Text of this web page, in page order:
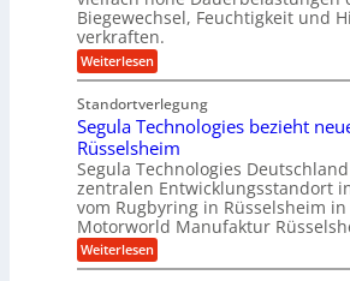
j
a
h
r
ö
r
d
e
r
u
n
g
b
r
a
u
a
l
l
s
e
n
s
o
r
e
n
w
i
n
d
e
t
r
i
b
u
n
Biegewechsel, Feuchtigkeit und
verkraften.
Weiterlesen:
K
n
s
t
s
t
o
f
f
-
W
Standortverlegung
Segula Technologies bezieht
Rüsselsheim
Segula Technologies
zentralen Entwicklungsstandort
vom Rugbyring in Rüsselsheim
Motorworld Manufaktur
Weiterlesen:
S